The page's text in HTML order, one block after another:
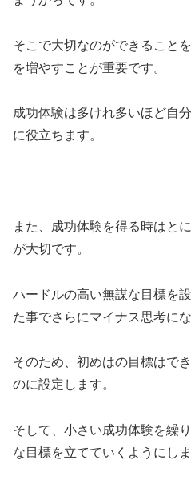
そこで大切なのができること
を増やすことが重要です。
成功体験は多けれ多いほど自
に役立ちます。
また、成功体験を得る時はと
が大切です。
ハードルの高い無謀な目標を
た事でさらにマイナス思考に
そのため、初めはの目標はで
のに設定します。
そして、小さい成功体験を繰
な目標を立てていくようにしま